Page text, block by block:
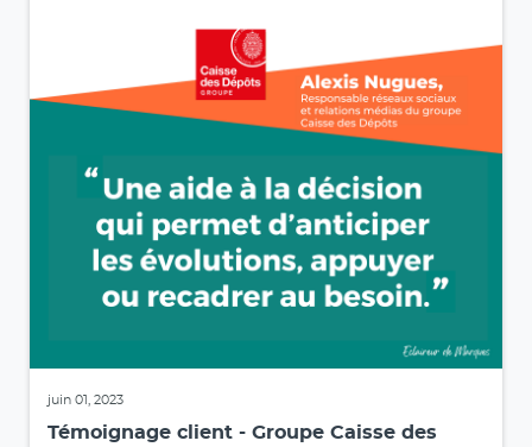
juin 01, 2023
Témoignage client - Groupe Caisse des